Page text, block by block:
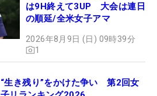
は9H終えて3UP 大会は連日
の順延/全米女子アマ
2026年8月9日 (日) 09時39分
1
“生き残り”をかけた争い 第2回女